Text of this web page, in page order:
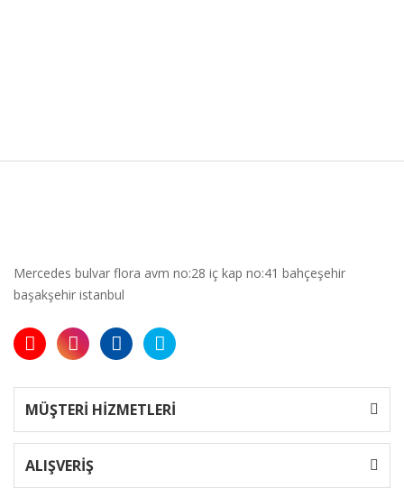
Mercedes bulvar flora avm no:28 iç kap no:41 bahçeşehir
başakşehir istanbul
MÜŞTERİ HİZMETLERİ
ALIŞVERİŞ